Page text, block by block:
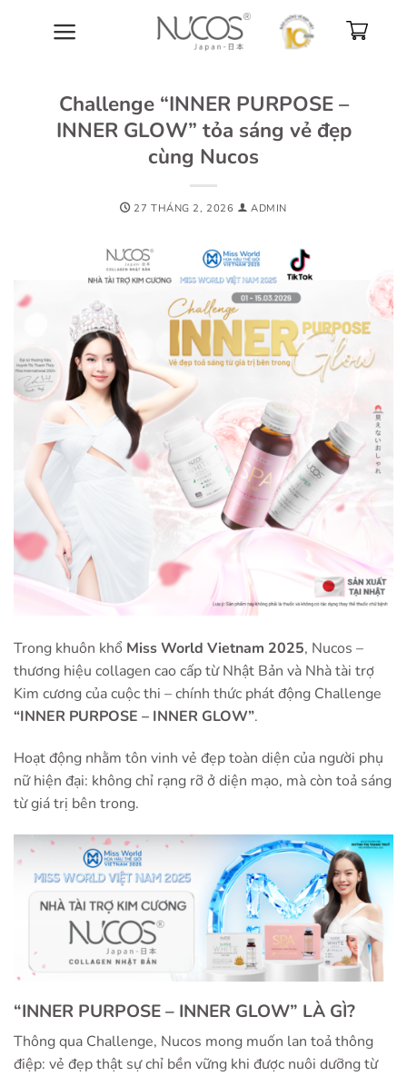
Challenge “INNER PURPOSE –
INNER GLOW” tỏa sáng vẻ đẹp
cùng Nucos
27 THÁNG 2, 2026 ADMIN
Trong khuôn khổ Miss World Vietnam 2025, Nucos –
thương hiệu collagen cao cấp từ Nhật Bản và Nhà tài trợ
Kim cương của cuộc thi – chính thức phát động Challenge
“INNER PURPOSE – INNER GLOW”.
Hoạt động nhằm tôn vinh vẻ đẹp toàn diện của người phụ
nữ hiện đại: không chỉ rạng rỡ ở diện mạo, mà còn toả sáng
từ giá trị bên trong.
“INNER PURPOSE – INNER GLOW” LÀ GÌ?
Thông qua Challenge, Nucos mong muốn lan toả thông
điệp: vẻ đẹp thật sự chỉ bền vững khi được nuôi dưỡng từ